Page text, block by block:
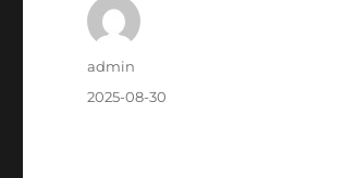
作
admin
發
2025-08-30